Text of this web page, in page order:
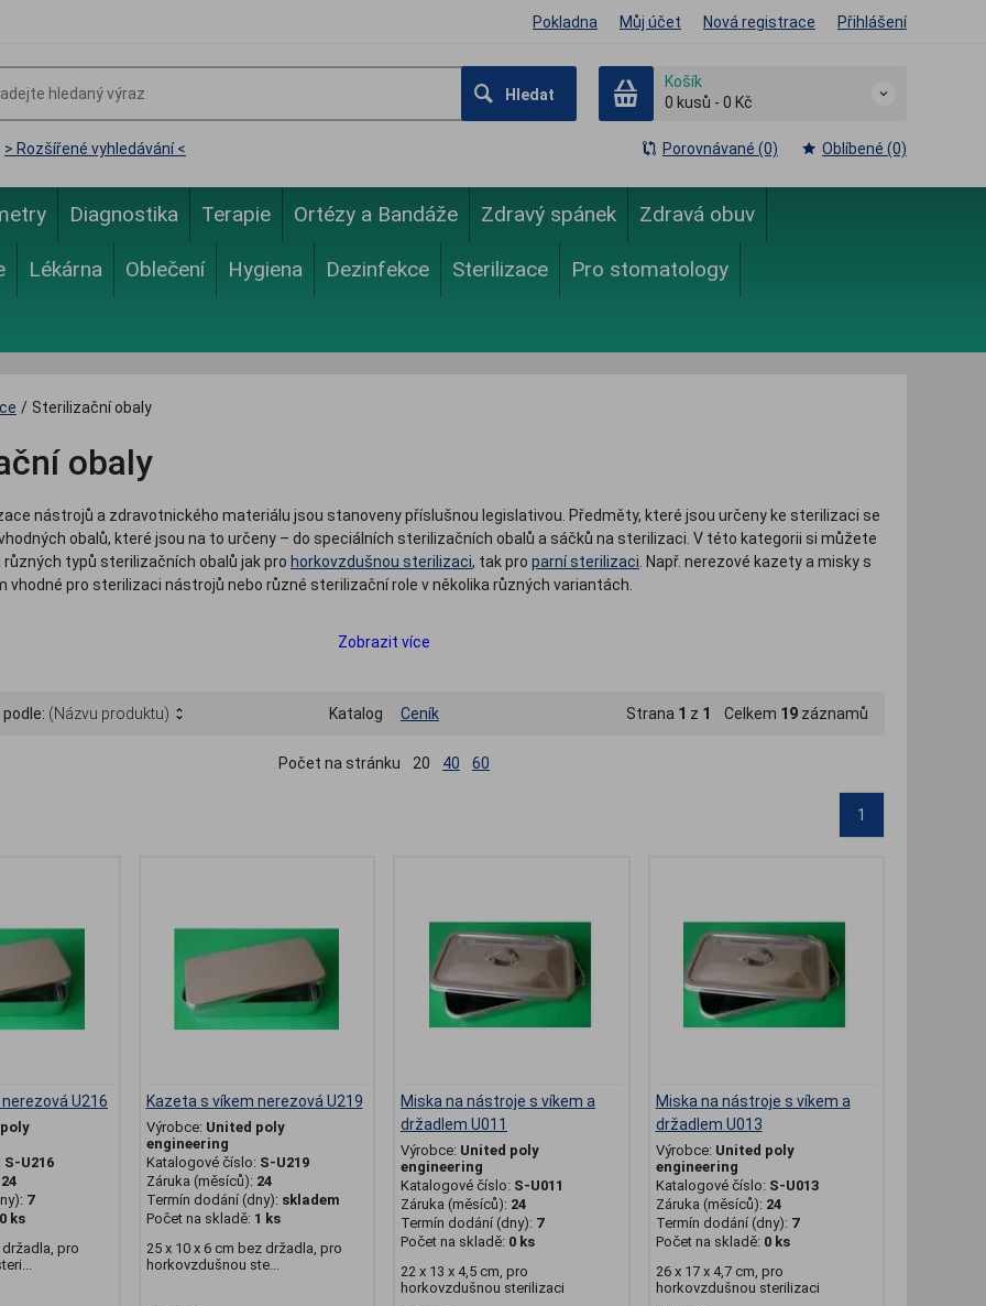
Pokladna Můj účet Nová registrace Přihlášení
Hledat
Košík
0 kusů - 0 Kč
> Rozšířené vyhledávání < Porovnávané (0) Oblíbené (0)
Diagnostika Terapie Ortézy a Bandáže Zdravý spánek Zdravá obuv
Lékárna Oblečení Hygiena Dezinfekce Sterilizace Pro stomatology
/ Sterilizační obaly
obaly
nástrojů a zdravotnického materiálu jsou stanoveny příslušnou legislativou. Předměty, které jsou určeny ke sterilizaci se
obalů, které jsou na to určeny – do speciálních sterilizačních obalů a sáčků na sterilizaci. V této kategorii si můžete
různých typů sterilizačních obalů jak pro horkovzdušnou sterilizaci, tak pro parní sterilizaci. Např. nerezové kazety a misky s
vhodné pro sterilizaci nástrojů nebo různé sterilizační role v několika různých variantách.
Zobrazit více
podle: (Názvu produktu) Katalog Ceník Strana 1 z 1 Celkem 19 záznamů
Počet na stránku 20 40 60
1
U216
S-U216
24
7
0 ks
držadla, pro
Kazeta s víkem nerezová U219
Výrobce: United poly
engineering
Katalogové číslo: S-U219
Záruka (měsíců): 24
Termín dodání (dny): skladem
Počet na skladě: 1 ks
25 x 10 x 6 cm bez držadla, pro
horkovzdušnou ste...
Miska na nástroje s víkem a
držadlem U011
Výrobce: United poly
engineering
Katalogové číslo: S-U011
Záruka (měsíců): 24
Termín dodání (dny): 7
Počet na skladě: 0 ks
22 x 13 x 4,5 cm, pro
horkovzdušnou sterilizaci
Miska na nástroje s víkem a
držadlem U013
Výrobce: United poly
engineering
Katalogové číslo: S-U013
Záruka (měsíců): 24
Termín dodání (dny): 7
Počet na skladě: 0 ks
26 x 17 x 4,7 cm, pro
horkovzdušnou sterilizaci